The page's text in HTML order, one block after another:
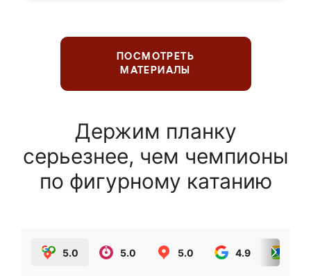
ПОСМОТРЕТЬ
МАТЕРИАЛЫ
Держим планку
серьезнее, чем чемпионы
по фигурному катанию
5.0 5.0 5.0 4.9